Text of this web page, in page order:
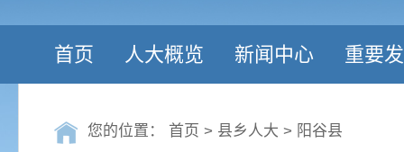
首页 人大概览 新闻中心 重要
您的位置： 首页 > 县乡人大 > 阳谷县